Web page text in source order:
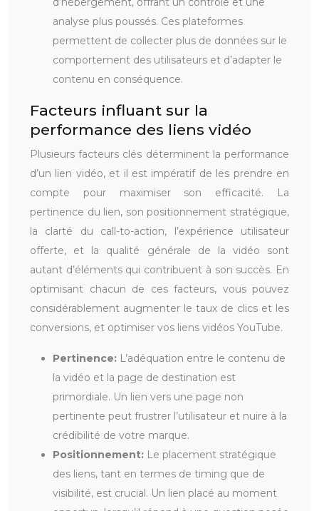
analyse plus poussés. Ces plateformes
permettent de collecter plus de données sur le
comportement des utilisateurs et d’adapter le
contenu en conséquence.
Facteurs influant sur la
performance des liens vidéo
Plusieurs facteurs clés déterminent la performance
d’un lien vidéo, et il est impératif de les prendre en
compte pour maximiser son efficacité. La
pertinence du lien, son positionnement stratégique,
la clarté du call-to-action, l’expérience utilisateur
offerte, et la qualité générale de la vidéo sont
autant d’éléments qui contribuent à son succès. En
optimisant chacun de ces facteurs, vous pouvez
considérablement augmenter le taux de clics et les
conversions, et optimiser vos liens vidéos YouTube.
Pertinence: L’adéquation entre le contenu de
la vidéo et la page de destination est
primordiale. Un lien vers une page non
pertinente peut frustrer l’utilisateur et nuire à la
crédibilité de votre marque.
Positionnement: Le placement stratégique
des liens, tant en termes de timing que de
visibilité, est crucial. Un lien placé au moment